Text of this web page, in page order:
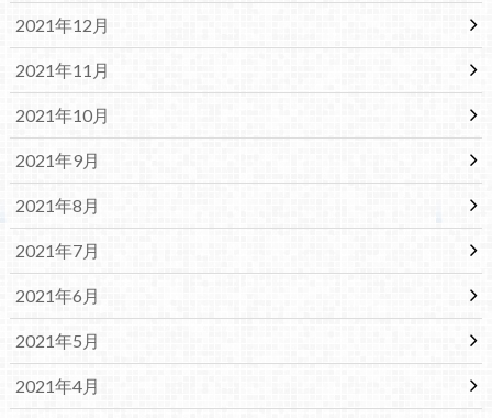
2021年12月
2021年11月
2021年10月
2021年9月
2021年8月
2021年7月
2021年6月
2021年5月
2021年4月